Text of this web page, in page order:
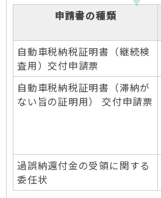
申請書の種類
自動車税納税証明書（継続検
査用）交付申請票
自動車税納税証明書（滞納が
ない旨の証明用） 交付申請票
過誤納還付金の受領に関する
委任状